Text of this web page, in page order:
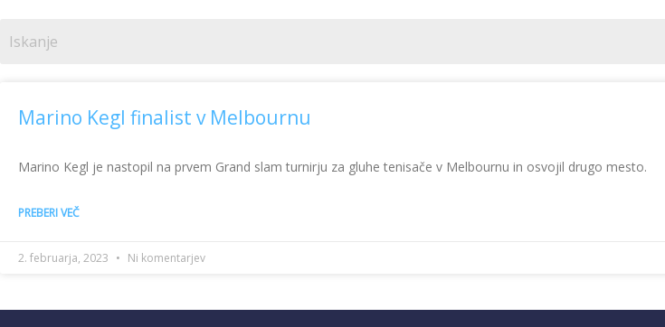
Marino Kegl finalist v Melbournu
Marino Kegl je nastopil na prvem Grand slam turnirju za gluhe tenisače v Melbournu in osvojil drugo mesto.
PREBERI VEČ
2. februarja, 2023 Ni komentarjev